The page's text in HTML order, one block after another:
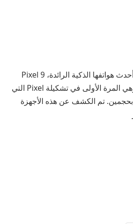
أطلقت Google رسميًا أحدث هواتفها الذكية الرائدة، Pixel 9
Pro وPixel 9 Pro XL، وهي المرة الأولى في تشكيلة Pixel التي
تتوفر فيها طرازات Pro بحجمين. تم الكشف عن هذه الأجهزة